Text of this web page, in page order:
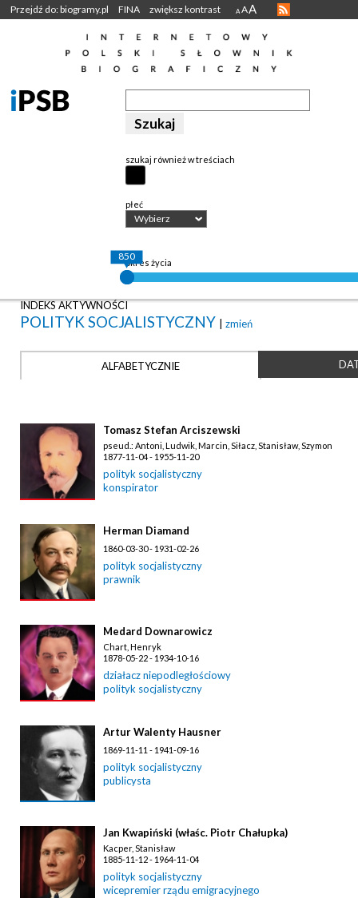
Przejdź do: biogramy.pl FINA zwiększ kontrast A AA
szukaj również w treściach
płeć
Wybierz
okres życia
850
INDEKS AKTYWNOŚCI
POLITYK SOCJALISTYCZNY | zmień
ALFABETYCZNIE
Tomasz Stefan Arciszewski
pseud.: Antoni, Ludwik, Marcin, Siłacz, Stanisław, Szymon
1877-11-04 - 1955-11-20
polityk socjalistyczny
konspirator
Herman Diamand
1860-03-30 - 1931-02-26
polityk socjalistyczny
prawnik
Medard Downarowicz
Chart, Henryk
1878-05-22 - 1934-10-16
działacz niepodległościowy
polityk socjalistyczny
Artur Walenty Hausner
1869-11-11 - 1941-09-16
polityk socjalistyczny
publicysta
Jan Kwapiński (właśc. Piotr Chałupka)
Kacper, Stanisław
1885-11-12 - 1964-11-04
polityk socjalistyczny
wicepremier rządu emigracyjnego